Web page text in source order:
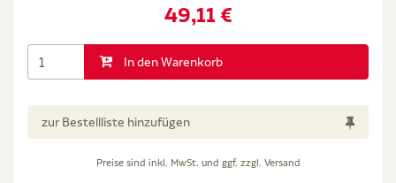
49,11 €
In den Warenkorb
zur Bestellliste hinzufügen
Preise sind inkl. MwSt. und ggf. zzgl. Versand